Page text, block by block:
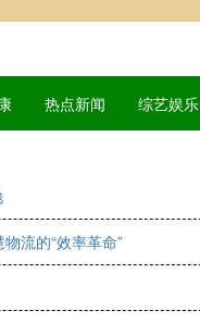
热点新闻 综艺娱乐
流的“效率革命”